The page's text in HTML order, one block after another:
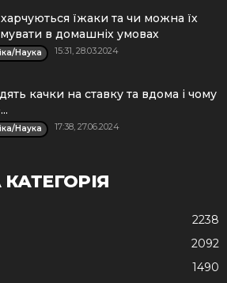
їжаки та чи можна їх
в домашніх умовах
Наука 15:31, 28.03.2024
качки на ставку та вдома і чому
Наука 17:38, 27.06.2024
2238
2092
1490